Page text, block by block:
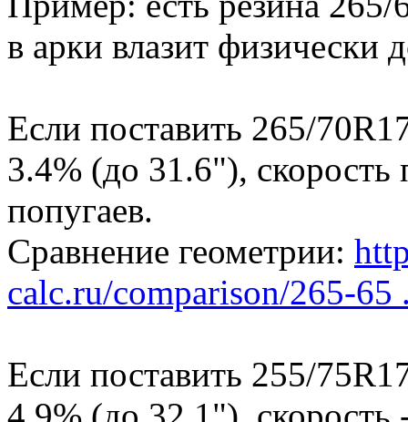
в арки влазит физически
Если поставить 265/
3.4% (до 31.6"),
попугаев.
Сравнение геометрии:
calc.ru/comparison/265-
Если поставить 255/